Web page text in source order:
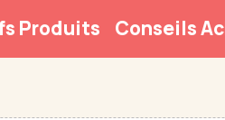
Produits Conseils